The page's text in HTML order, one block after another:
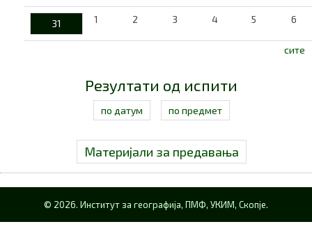
31 1 2 3 4 5 6
сите
Резултати од испити
по датум по предмет
Материјали за предавања
© 2026. Институт за географија, ПМФ, УКИМ, Скопје.